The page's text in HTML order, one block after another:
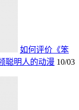
如何评价《笨
聪明人的动漫 10/03